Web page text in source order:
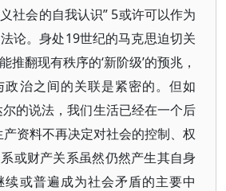
社会的自我认识” 5或许可以作为
论。身处19世纪的马克思迫切关
推翻现有秩序的‘新阶级’的预兆，
治之间的关联是紧密的。但如
尔的说法，我们生活已经在一个后
产资料不再决定对社会的控制、权
或财产关系虽然仍然产生其自身
续或普遍成为社会矛盾的主要中